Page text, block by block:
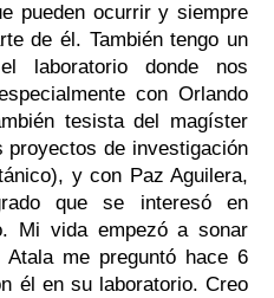
pueden ocurrir y siempre
de él. También tengo un
laboratorio donde nos
con Orlando
tesista del magíster
proyectos de investigación
y con Paz Aguilera,
que se interesó en
Mi vida empezó a sonar
me preguntó hace 6
él en su laboratorio. Creo